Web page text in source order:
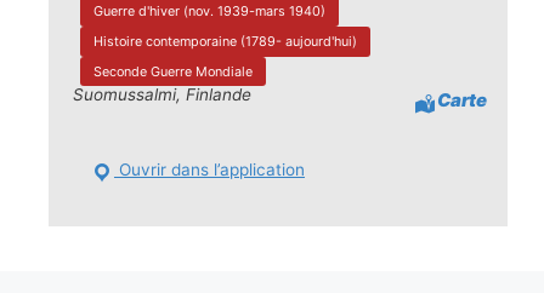
Guerre d'hiver (nov. 1939-mars 1940)
Histoire contemporaine (1789- aujourd'hui)
Seconde Guerre Mondiale
Suomussalmi, Finlande Carte
Ouvrir dans l’application